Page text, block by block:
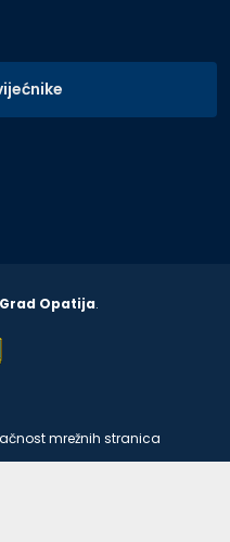
Grad Opatija.
mrežnih stranica